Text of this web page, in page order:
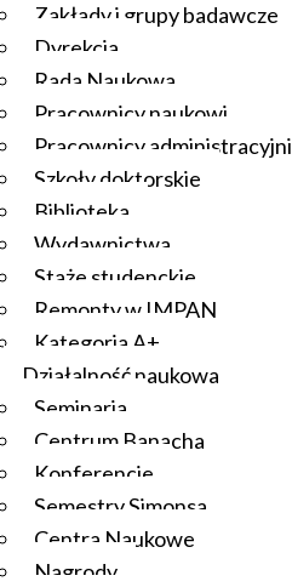
Zakłady i grupy badawcze
Dyrekcja
Rada Naukowa
Pracownicy naukowi
Pracownicy administracyjni
Szkoły doktorskie
Biblioteka
Wydawnictwa
Staże studenckie
Remonty w IMPAN
Kategoria A+
Działalność naukowa
Seminaria
Centrum Banacha
Konferencje
Semestry Simonsa
Centra Naukowe
Nagrody